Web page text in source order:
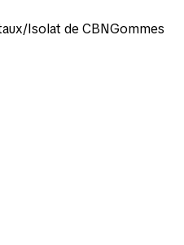
Isolat de CBNGommes